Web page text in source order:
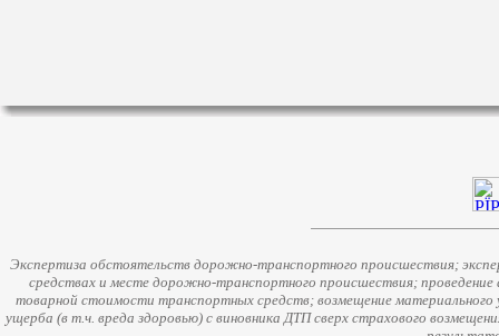
Экспертиза обстоятельств дорожно-транспортного происшествия;
средствах и месте дорожно-транспортного происшествия;
товарной стоимости транспортных средств; возмещение
ущерба (в т.ч. вреда здоровью) с виновника ДТП сверх страхового